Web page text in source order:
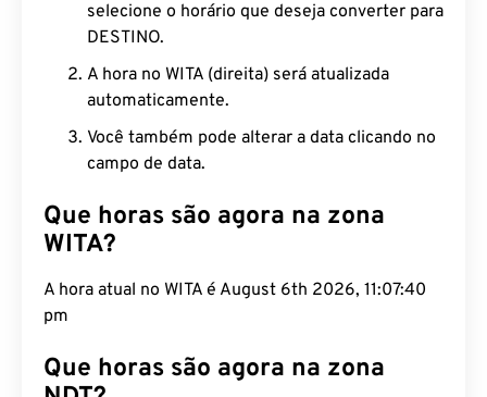
selecione o horário que deseja converter para
DESTINO.
A hora no WITA (direita) será atualizada
automaticamente.
Você também pode alterar a data clicando no
campo de data.
Que horas são agora na zona
WITA?
A hora atual no WITA é August 6th 2026, 11:07:41
pm
Que horas são agora na zona